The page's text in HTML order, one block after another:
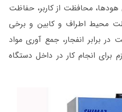
محافظت از کاربر، حفاظت
محیط اطراف و کابین و برخی
در برابر انفجار، جمع آوری مواد
برای انجام کار در داخل دستگاه